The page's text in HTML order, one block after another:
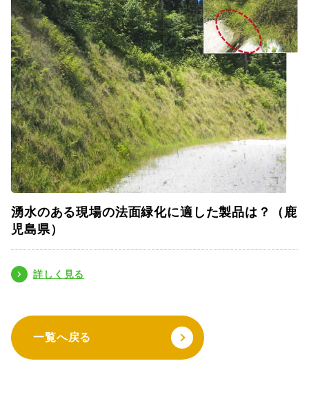
湧水のある現場の法面緑化に適した製品は？（鹿
児島県）
詳しく見る
一覧へ戻る